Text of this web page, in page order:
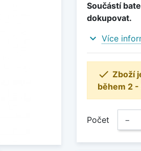
Součástí
dokupovat.
expand_more Více
 Zboží
během 2
Počet −